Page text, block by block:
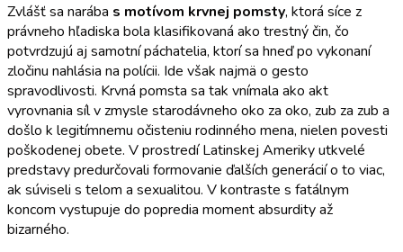
Zvlášť sa narába s motívom krvnej pomsty, ktorá síce z
právneho hľadiska bola klasifikovaná ako trestný čin, čo
potvrdzujú aj samotní páchatelia, ktorí sa hneď po vykonaní
zločinu nahlásia na polícii. Ide však najmä o gesto
spravodlivosti. Krvná pomsta sa tak vnímala ako akt
vyrovnania síl v zmysle starodávneho oko za oko, zub za zub a
došlo k legitímnemu očisteniu rodinného mena, nielen povesti
poškodenej obete. V prostredí Latinskej Ameriky utkvelé
predstavy predurčovali formovanie ďalších generácií o to viac,
ak súviseli s telom a sexualitou. V kontraste s fatálnym
koncom vystupuje do popredia moment absurdity až
bizarného.